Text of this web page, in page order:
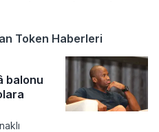
Token Haberleri
balonu